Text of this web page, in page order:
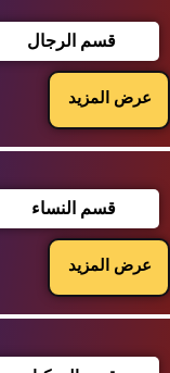
قسم الرجال
عرض المزيد
قسم النساء
عرض المزيد